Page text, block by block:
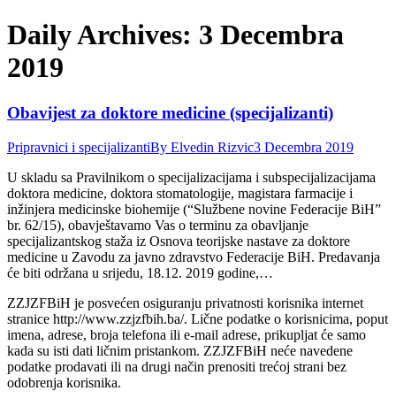
Daily Archives: 3 Decembra
2019
Obavijest za doktore medicine (specijalizanti)
Pripravnici i specijalizantiBy Elvedin Rizvic3 Decembra 2019
U skladu sa Pravilnikom o specijalizacijama i subspecijalizacijama
doktora medicine, doktora stomatologije, magistara farmacije i
inžinjera medicinske biohemije (“Službene novine Federacije BiH”
br. 62/15), obavještavamo Vas o terminu za obavljanje
specijalizantskog staža iz Osnova teorijske nastave za doktore
medicine u Zavodu za javno zdravstvo Federacije BiH. Predavanja
će biti održana u srijedu, 18.12. 2019 godine,…
ZZJZFBiH je posvećen osiguranju privatnosti korisnika internet
stranice http://www.zzjzfbih.ba/. Lične podatke o korisnicima, poput
imena, adrese, broja telefona ili e-mail adrese, prikupljat će samo
kada su isti dati ličnim pristankom. ZZJZFBiH neće navedene
podatke prodavati ili na drugi način prenositi trećoj strani bez
odobrenja korisnika.